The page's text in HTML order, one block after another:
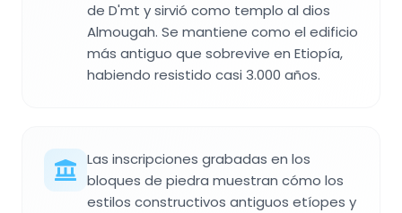
de D'mt y sirvió como templo al dios
Almougah. Se mantiene como el edificio
más antiguo que sobrevive en Etiopía,
habiendo resistido casi 3.000 años.
Las inscripciones grabadas en los
bloques de piedra muestran cómo los
estilos constructivos antiguos etíopes y